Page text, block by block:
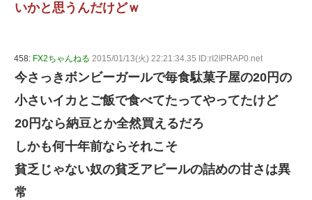
いかと思うんだけどｗ
458: FX2ちゃんねる 2015/01/13(火) 22:21:34.35 ID:rI2IPRAP0.net
今さっきボンビーガールで毎食駄菓子屋の20円の
小さいイカとご飯で食べてたってやってたけど
20円なら納豆とか全然買えるだろ
しかも何十年前ならそれこそ
貧乏じゃない奴の貧乏アピールの詰めの甘さは異
常